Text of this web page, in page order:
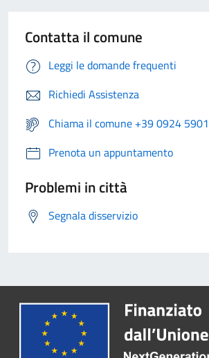
Contatta il comune
Leggi le domande frequenti
Richiedi Assistenza
Chiama il comune +39 0924
Prenota un appuntamento
Problemi in città
Segnala disservizio